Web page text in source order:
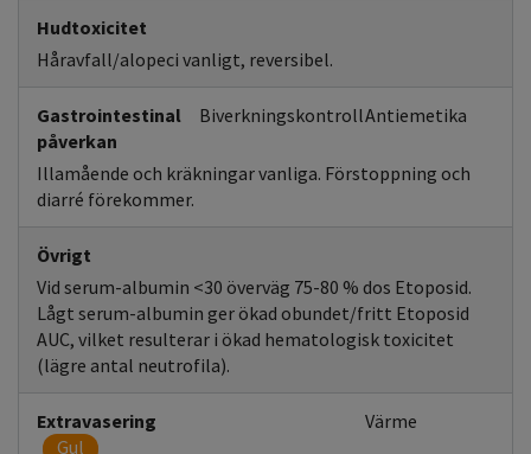
Hudtoxicitet
Håravfall/alopeci vanligt, reversibel.
Gastrointestinal
påverkan
BiverkningskontrollAntiemetika
Illamående och kräkningar vanliga. Förstoppning och
diarré förekommer.
Övrigt
Vid serum-albumin <30 överväg 75-80 % dos Etoposid.
Lågt serum-albumin ger ökad obundet/fritt Etoposid
AUC, vilket resulterar i ökad hematologisk toxicitet
(lägre antal neutrofila).
Extravasering
Gul
Värme